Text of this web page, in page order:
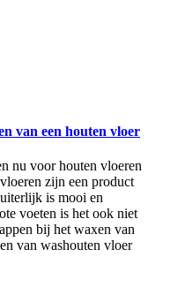
van een houten vloer
nu voor houten vloeren
zijn een product
is mooi en
voeten is het ook niet
bij het waxen van
van washouten vloer